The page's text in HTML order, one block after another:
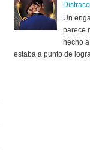
Un
parece
hecho
estaba a punto de